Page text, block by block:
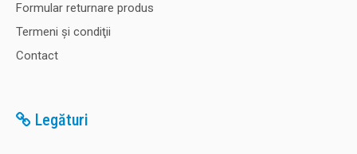
Formular returnare produs
Termeni şi condiţii
Contact
Legături